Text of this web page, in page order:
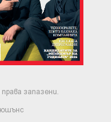
запазени.